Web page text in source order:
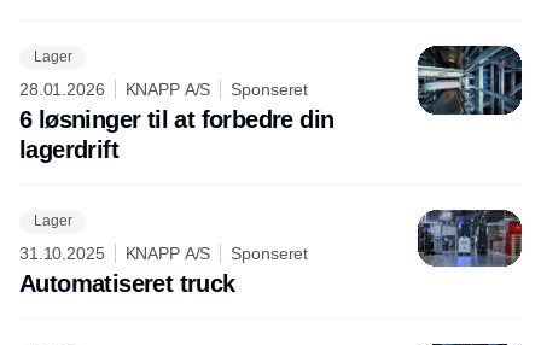
Lager
28.01.2026 KNAPP A/S Sponseret
6 løsninger til at forbedre din
lagerdrift
Lager
31.10.2025 KNAPP A/S Sponseret
Automatiseret truck